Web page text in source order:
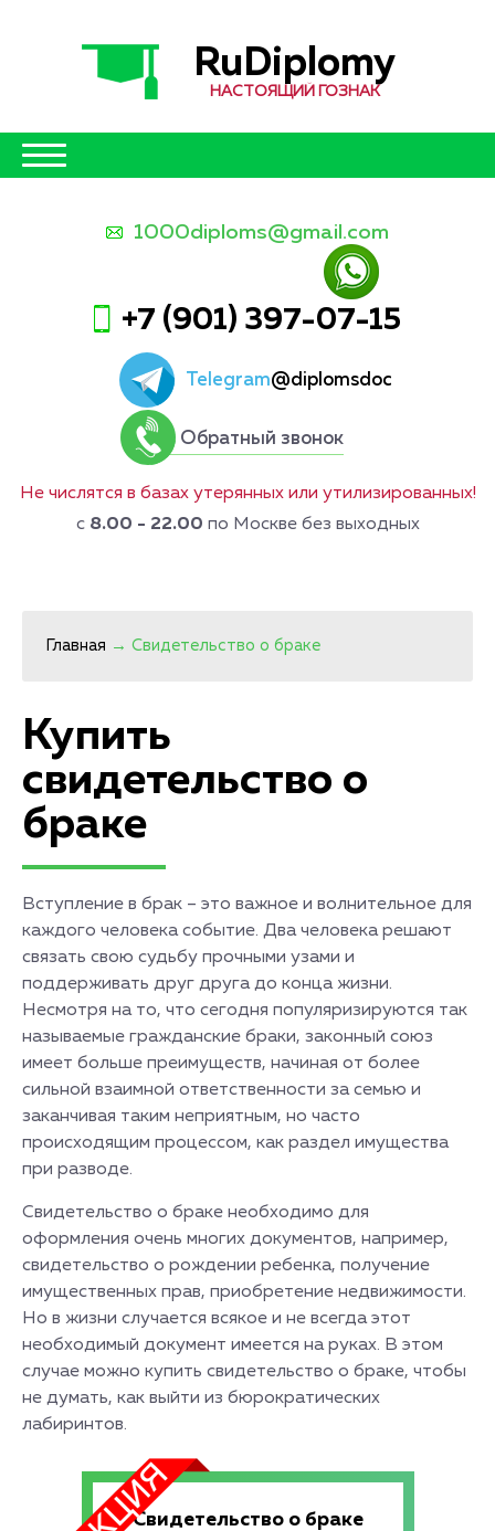
RuDiplomy
НАСТОЯЩИЙ ГОЗНАК
1000diploms@gmail.com
+7 (901) 397-07-15
Telegram@diplomsdoc
Обратный звонок
Не числятся в базах утерянных или утилизированных!
с 8.00 - 22.00 по Москве без выходных
Главная → Свидетельство о браке
Купить
свидетельство о
браке
Вступление в брак – это важное и волнительное для
каждого человека событие. Два человека решают
связать свою судьбу прочными узами и
поддерживать друг друга до конца жизни.
Несмотря на то, что сегодня популяризируются так
называемые гражданские браки, законный союз
имеет больше преимуществ, начиная от более
сильной взаимной ответственности за семью и
заканчивая таким неприятным, но часто
происходящим процессом, как раздел имущества
при разводе.
Свидетельство о браке необходимо для
оформления очень многих документов, например,
свидетельство о рождении ребенка, получение
имущественных прав, приобретение недвижимости.
Но в жизни случается всякое и не всегда этот
необходимый документ имеется на руках. В этом
случае можно купить свидетельство о браке, чтобы
не думать, как выйти из бюрократических
лабиринтов.
Свидетельство о браке